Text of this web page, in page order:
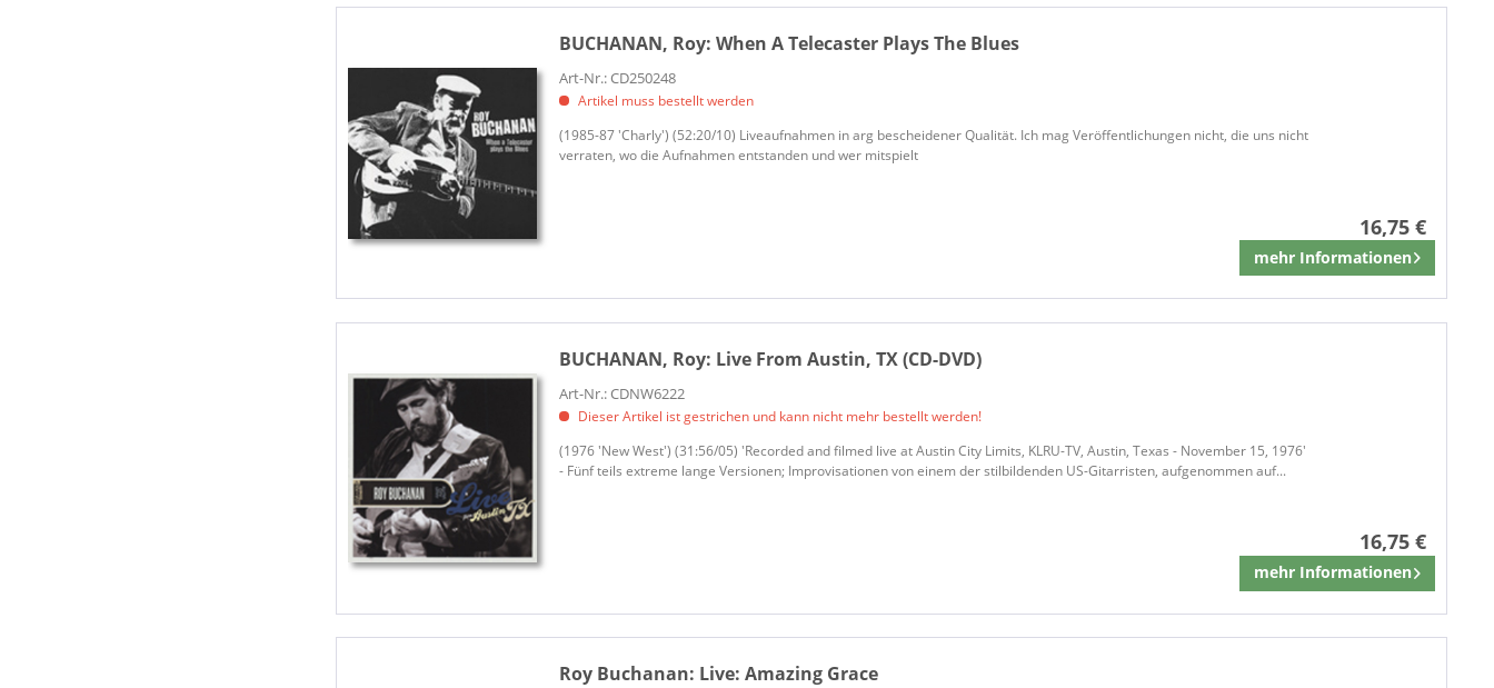
NEW WEST (1)
New West Records (1)
BUCHANAN, Roy:When A Telecaster Plays The Blues
Art-Nr.: CD250248
Artikel muss bestellt werden
(1985-87 'Charly') (52:20/10) Liveaufnahmen in arg bescheidener Qualität. Ich mag Veröffentlichungen nicht, die uns nicht
verraten, wo die Aufnahmen entstanden und wer mitspielt
16,75 €
mehr Informationen
Merken
BUCHANAN, Roy: Live From Austin, TX (CD-DVD)
Art-Nr.: CDNW6222
Dieser Artikel ist gestrichen und kann nicht mehr bestellt werden!
(1976 'New West') (31:56/05) 'Recorded and filmed live at Austin City Limits, KLRU-TV, Austin, Texas - November 15, 1976'
- Fünf teils extreme lange Versionen; Improvisationen von einem der stilbildenden US-Gitarristen, aufgenommen auf...
16,75 €
mehr Informationen
Merken
Roy Buchanan: Live: Amazing Grace